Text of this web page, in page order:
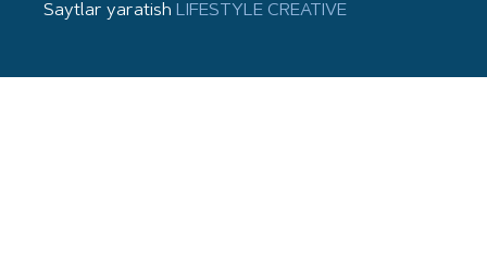
Saytlar yaratish LIFESTYLE CREATIVE